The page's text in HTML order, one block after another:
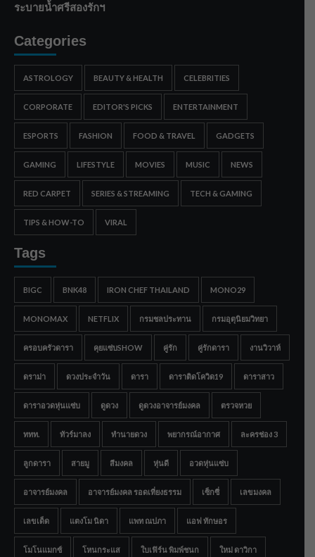
ระบายน้ำศรีสองรักฯ
Categories
ASTROLOGY BEAUTY & HEALTH CELEBRITIES
CORPORATE EDITOR'S PICKS ENTERTAINMENT
ESPORTS FASHION FOOD & TRAVEL GADGETS
GAMING LIFESTYLE MOVIES MUSIC NEWS
RED CARPET SERIES & STREAMING TECH & GAMING
TIPS & HOW-TO VIRAL
Tags
BIGC BNK48 IRON CHEF THAILAND MONO29
MONOMAX NETFLIX กรมชลประทาน กรมอุตุนิยมวิทยา
ครอบครัวดารา คุยแซ่บSHOW คู่รัก คู่รักดารา งานวิวาห์
ดราม่า ดวงประจำวัน ดารา ดาราติดโควิด19 ดาราสาว
ดาราอวดหุ่นแซ่บ ดูดวง ดูดวงอาจารย์มงคล ตรวจหวย
ททท. ทัวร์มาลง ทำนายดวง พยากรณ์อากาศ ละครช่อง 3
ลูกดารา สายมู สีมงคล หุ่นดี อวดหุ่นแซ่บ
อาจารย์มงคล อาจารย์มงคล รอดเที่ยงธรรม เซ็กซี่ เลขมงคล
เลขเด็ด แตงโม นิดา แพท ณปภา แอฟ ทักษอร
โมโนแมกซ์ โหนกระแส ใบเฟิร์น พิมพ์ชนก ใหม่ ดาวิกา